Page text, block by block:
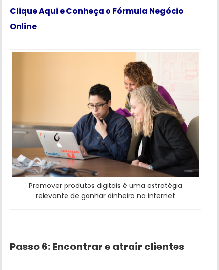
Clique Aqui e Conheça o Fórmula Negócio
Online
Promover produtos digitais é uma estratégia
relevante de ganhar dinheiro na internet
Passo 6: Encontrar e atrair clientes